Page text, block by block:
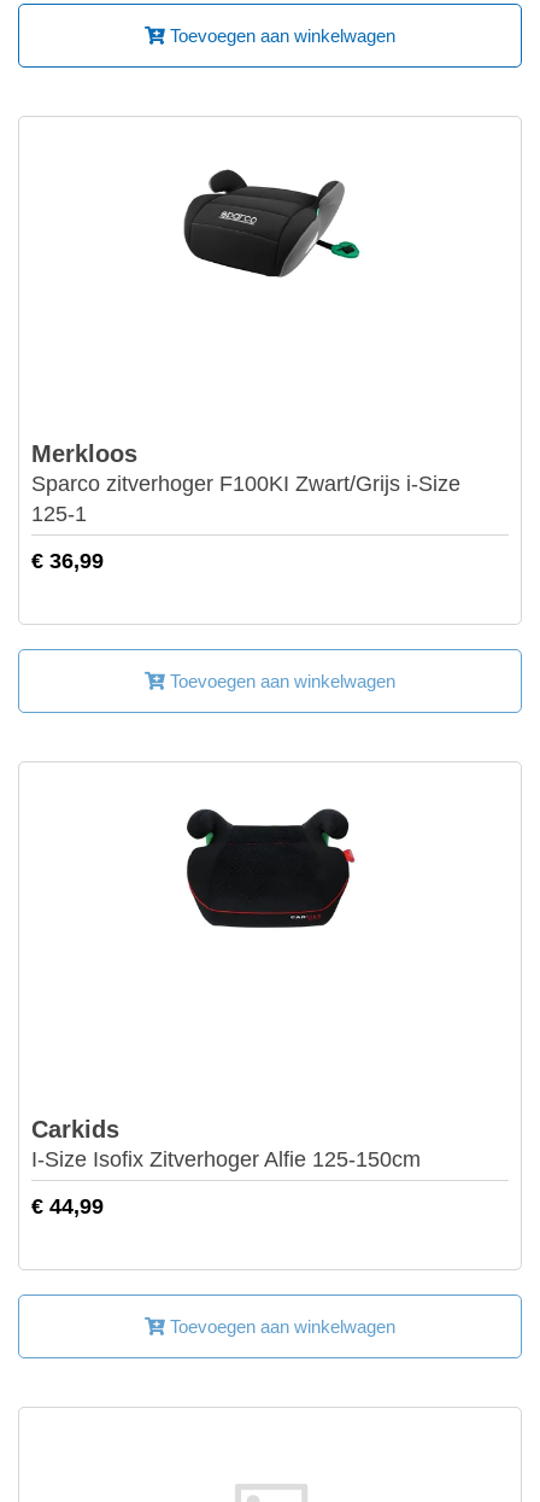
Toevoegen aan winkelwagen
Merkloos
Sparco zitverhoger F100KI Zwart/Grijs i-Size
125-1
€ 36,99
Toevoegen aan winkelwagen
Carkids
I-Size Isofix Zitverhoger Alfie 125-150cm
€ 44,99
Toevoegen aan winkelwagen